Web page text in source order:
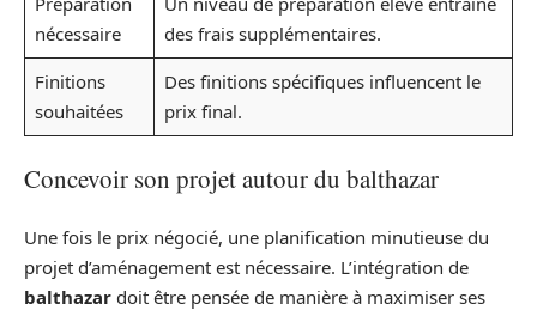
nécessaire
des frais supplémentaires.
Finitions
souhaitées
Des finitions spécifiques influencent le
prix final.
Concevoir son projet autour du balthazar
Une fois le prix négocié, une planification minutieuse du
projet d’aménagement est nécessaire. L’intégration de
balthazar doit être pensée de manière à maximiser ses